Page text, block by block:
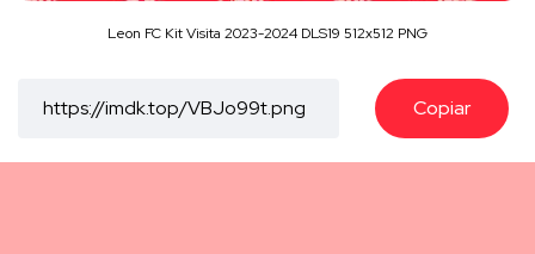
Leon FC Kit Visita 2023-2024 DLS19 512x512 PNG
Copiar